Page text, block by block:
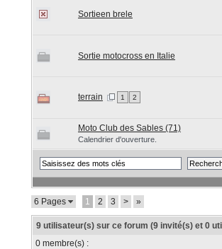
Sortieen brele
Sortie motocross en Italie
terrain 1 2
Moto Club des Sables (71)
Calendrier d'ouverture.
6 Pages 1 2 3 > »
9 utilisateur(s) sur ce forum (9 invité(s) et 0
0 membre(s) :